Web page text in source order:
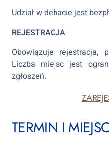
Udział w debacie jest
REJESTRACJA
Obowiązuje rejestracja,
Liczba miejsc jest
zgłoszeń.
TERMIN I